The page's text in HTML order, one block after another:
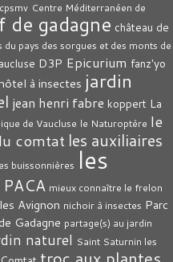
Centre Méditerranéen de
de gadagne château de
pays des sorgues et des monts de
D3P Epicurium fanz'yo
à insectes jardin
jean henri fabre koppert La
de Vaucluse le Naturoptére le
comtat les auxiliaires
buissonnières les
mieux connaître le frelon
Avignon nichoir à insectes Parc
Gadagne partage(s) au jardin
naturel Saint Saturnin les